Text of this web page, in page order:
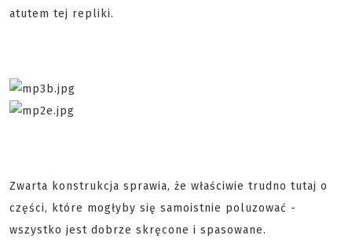
atutem tej repliki.
Zwarta konstrukcja sprawia, że właściwie trudno tutaj o
części, które mogłyby się samoistnie poluzować -
wszystko jest dobrze skręcone i spasowane.